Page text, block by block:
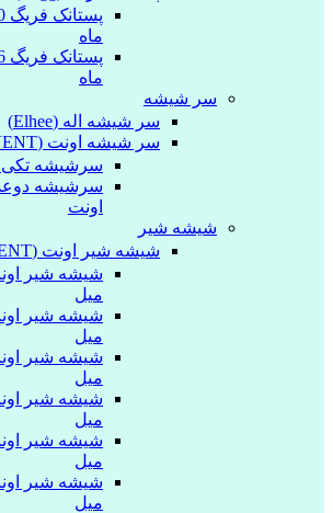
ماه
ماه
سر شیشه
سر شیشه اله (Elhee)
سر شیشه اونت (AVENT)
سرشیشه تکی
سرشیشه
اونت
شیشه شیر
شیشه شیر اونت (AVENT)
میل
میل
میل
میل
میل
میل